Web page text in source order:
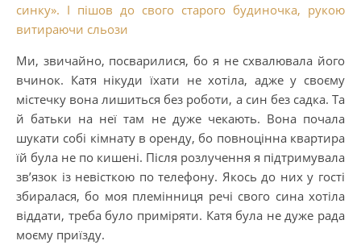
синку». І пішов до свого старого будиночка, рукою
витираючи сльози
Ми, звичайно, посварилися, бо я не схвалювала його
вчинок. Катя нікуди їхати не хотіла, адже у своєму
містечку вона лишиться без роботи, а син без садка. Та
й батьки на неї там не дуже чекають. Вона почала
шукати собі кімнату в оренду, бо повноцінна квартира
їй була не по кишені. Після розлучення я підтримувала
зв’язок із невісткою по телефону. Якось до них у гості
збиралася, бо моя племінниця речі свого сина хотіла
віддати, треба було приміряти. Катя була не дуже рада
моєму приїзду.